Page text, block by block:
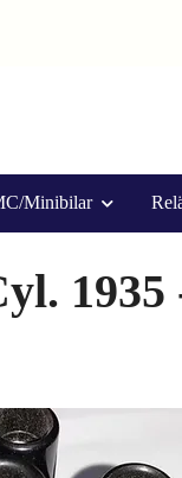
Minibilar
1935